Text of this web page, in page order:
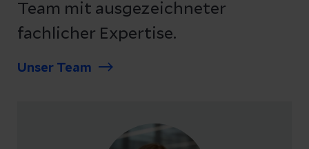
Team mit ausgezeichneter
fachlicher Expertise.
Unser Team